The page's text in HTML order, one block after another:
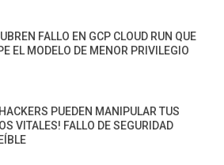
FALLO EN GCP CLOUD RUN QUE
EL MODELO DE MENOR PRIVILEGIO
PUEDEN MANIPULAR TUS
VITALES! FALLO DE SEGURIDAD